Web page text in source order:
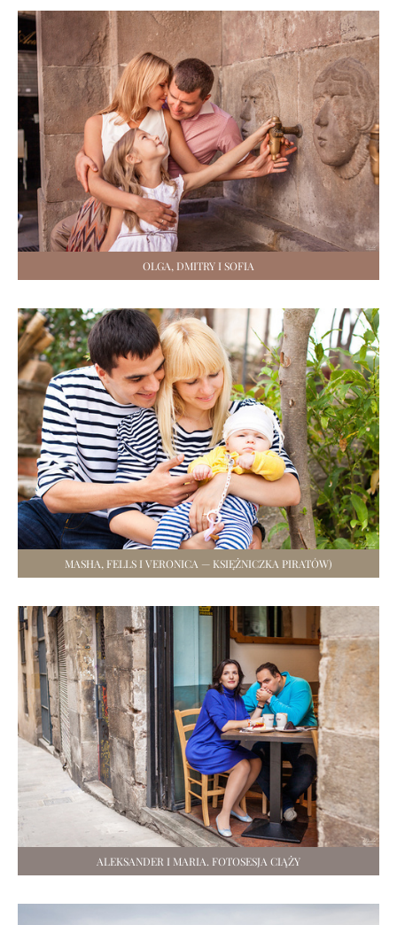
OLGA, DMITRY I SOFIA
MASHA, FELLS I VERONICA — KSIĘŻNICZKA PIRATÓW)
ALEKSANDER I MARIA. FOTOSESJA CIĄŻY